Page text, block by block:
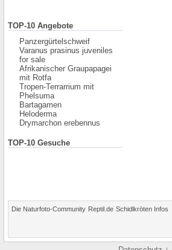
TOP-10 Angebote
Panzergürtelschweif
Varanus prasinus juveniles
for sale
Afrikanischer Graupapagei
mit Rotfa
Tropen-Terrarrium mit
Phelsuma
Bartagamen
Heloderma
Drymarchon erebennus
TOP-10 Gesuche
Die Naturfoto-Community Reptil.de Schidlkröten Infos